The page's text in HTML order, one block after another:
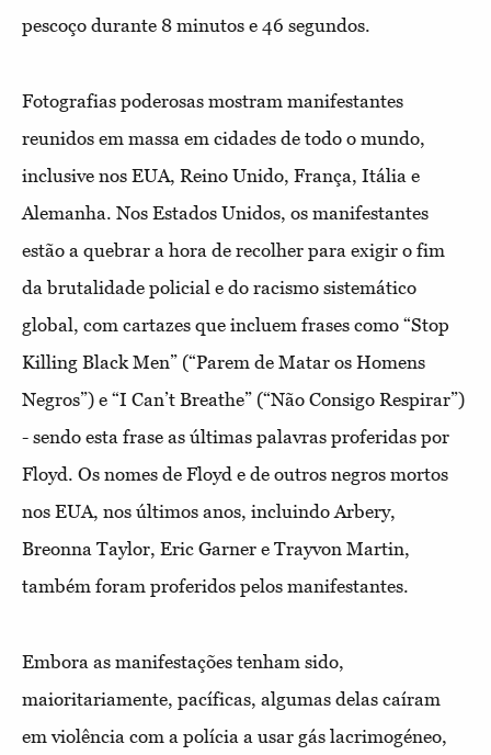
pescoço durante 8 minutos e 46 segundos.
Fotografias poderosas mostram manifestantes
reunidos em massa em cidades de todo o mundo,
inclusive nos EUA, Reino Unido, França, Itália e
Alemanha. Nos Estados Unidos, os manifestantes
estão a quebrar a hora de recolher para exigir o fim
da brutalidade policial e do racismo sistemático
global, com cartazes que incluem frases como “Stop
Killing Black Men” (“Parem de Matar os Homens
Negros”) e “I Can’t Breathe” (“Não Consigo Respirar”)
- sendo esta frase as últimas palavras proferidas por
Floyd. Os nomes de Floyd e de outros negros mortos
nos EUA, nos últimos anos, incluindo Arbery,
Breonna Taylor, Eric Garner e Trayvon Martin,
também foram proferidos pelos manifestantes.
Embora as manifestações tenham sido,
maioritariamente, pacíficas, algumas delas caíram
em violência com a polícia a usar gás lacrimogéneo,